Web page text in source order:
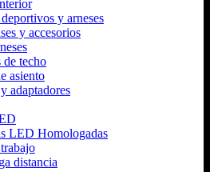
y arneses
y accesorios
de techo
asiento
adaptadores
LED Homologadas
distancia